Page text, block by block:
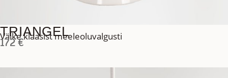
TRIANGEL
Väike klaasist meeleoluvalgusti
172€